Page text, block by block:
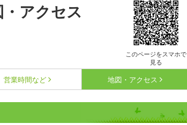
アクセス
このページをスマホで
見る
営業時間など 地図・アクセス